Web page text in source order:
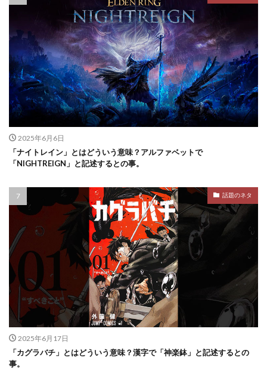
2025年6月6日
「ナイトレイン」とはどういう意味？アルファベットで
「NIGHTREIGN」と記述するとの事。
話題のネタ
2025年6月17日
「カグラバチ」とはどういう意味？漢字で「神楽鉢」と記述するとの
事。